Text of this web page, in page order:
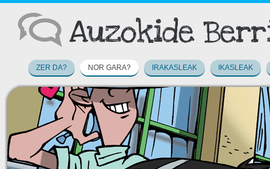
ZER DA? NOR GARA? IRAKASLEAK IKASLEAK